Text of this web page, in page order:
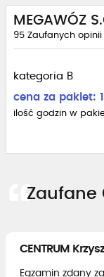
Interesuje Cię inna
biurze przekażą
MEGAWÓZ
95 Zaufanych opinii
kategoria B
cena za pakiet:
ilość godzin w
Zaufane
CENTRUM
Egzamin zdany